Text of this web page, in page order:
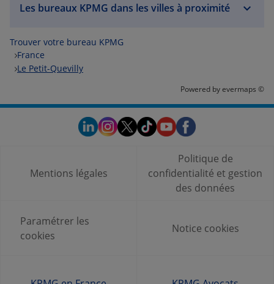
Les bureaux KPMG dans les villes à proximité
Trouver votre bureau KPMG
France
Le Petit-Quevilly
Powered byevermaps ©
Mentions légales
Politique de
confidentialité et gestion
des données
Paramétrer les
cookies
Notice cookies